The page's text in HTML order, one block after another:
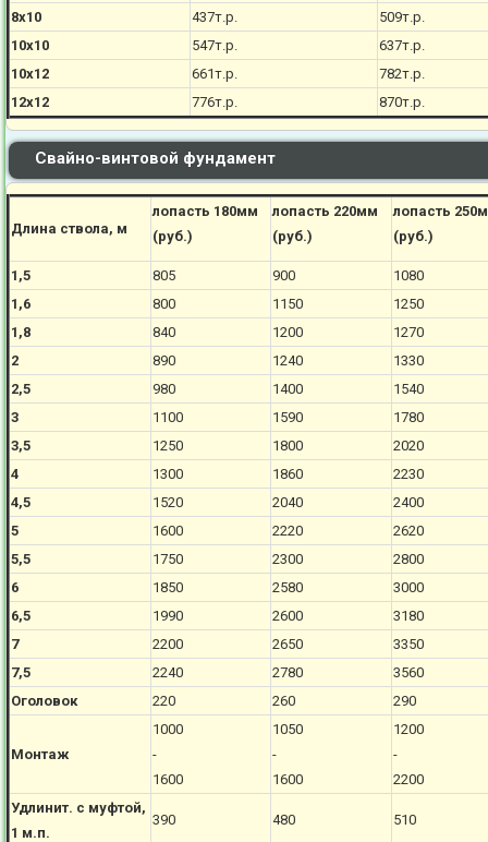
8х10
437т.р. 509т.р.
10х10
547т.р. 637т.р.
10х12
661т.р. 782т.р.
12х12
776т.р. 870т.р.
Свайно-винтовой фундамент
Длина ствола, м
лопасть 180мм
(руб.)
лопасть 220мм
(руб.)
лопасть
(руб.)
1,5 805 900
1080
1,6
800 1150
1250
1,8
840 1200
1270
2
890 1240
1330
2,5
980 1400
1540
3
1100 1590
1780
3,5
1250 1800
2020
4
1300 1860
2230
4,5
1520 2040
2400
5
1600 2220
2620
5,5
1750 2300
2800
6
1850 2580
3000
6,5
1990 2600
3180
7
2200 2650
3350
7,5
2240 2780
3560
Оголовок
220 260 290
Монтаж
1000
-
1600
1050
-
1600
1200
-
2200
Удлинит. с муфтой,
1 м.п.
390 480 510